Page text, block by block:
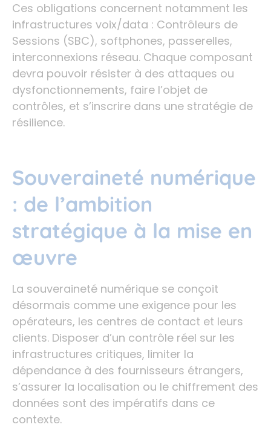
Ces obligations concernent notamment les
infrastructures voix/data : Contrôleurs de
Sessions (SBC), softphones, passerelles,
interconnexions réseau. Chaque composant
devra pouvoir résister à des attaques ou
dysfonctionnements, faire l’objet de
contrôles, et s’inscrire dans une stratégie de
résilience.
Souveraineté numérique
: de l’ambition
stratégique à la mise en
œuvre
La souveraineté numérique se conçoit
désormais comme une exigence pour les
opérateurs, les centres de contact et leurs
clients. Disposer d’un contrôle réel sur les
infrastructures critiques, limiter la
dépendance à des fournisseurs étrangers,
s’assurer la localisation ou le chiffrement des
données sont des impératifs dans ce
contexte.